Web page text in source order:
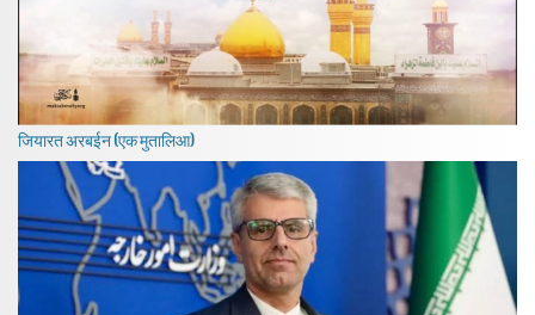
जियारत अरबईन (एक मुतालिआ)